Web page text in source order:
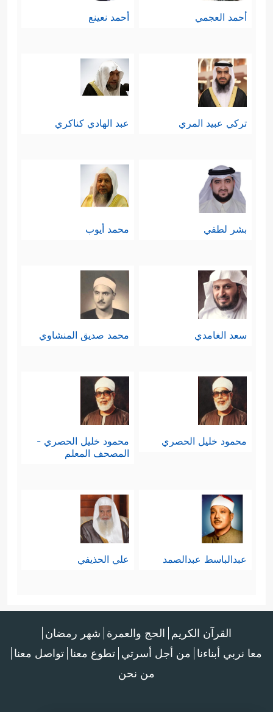
أحمد العجمي أحمد نعينع
تركي عبيد المري عبد الهادي كناكري
بشر لطفي محمد أيوب
سعد الغامدي محمد صديق المنشاوي
محمود خليل الحصري
محمود خليل الحصري -
المصحف المعلم
عبدالباسط عبدالصمد علي الحذيفي
القرآن الكريم الحج والعمرة شهر رمضان
معا نربي أبناءنا من أجل أسرتي تطوع معنا تواصل معنا
من نحن